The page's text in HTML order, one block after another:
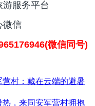
微信
微信同号)
村：藏在云端的避暑
，来同安军营村拥抱